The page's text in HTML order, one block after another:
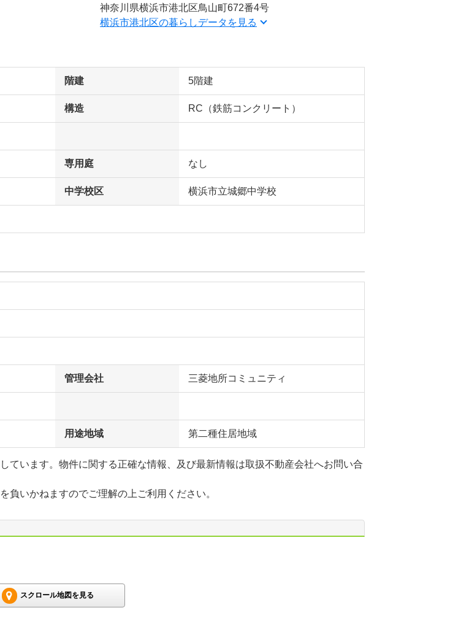
神奈川県横浜市港北区鳥山町672番4号
横浜市港北区の暮らしデータを見る
階建 5階建
構造 RC（鉄筋コンクリート）
専用庭 なし
中学校区 横浜市立城郷中学校
管理会社 三菱地所コミュニティ
用途地域 第二種住居地域
ています。物件に関する正確な情報、及び最新情報は取扱不動産会社へお問い合
負いかねますのでご理解の上ご利用ください。
スクロール地図を見る